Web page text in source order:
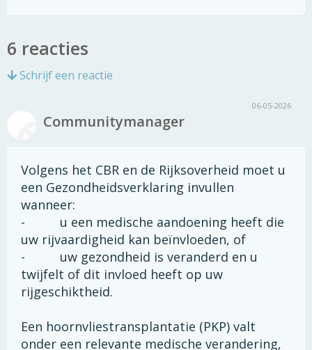
6 reacties
Schrijf een reactie
Communitymanager
06-05-2026
Volgens het CBR en de Rijksoverheid moet u
een Gezondheidsverklaring invullen
wanneer:
- u een medische aandoening heeft die
uw rijvaardigheid kan beïnvloeden, of
- uw gezondheid is veranderd en u
twijfelt of dit invloed heeft op uw
rijgeschiktheid.
Een hoornvliestransplantatie (PKP) valt
onder een relevante medische verandering,